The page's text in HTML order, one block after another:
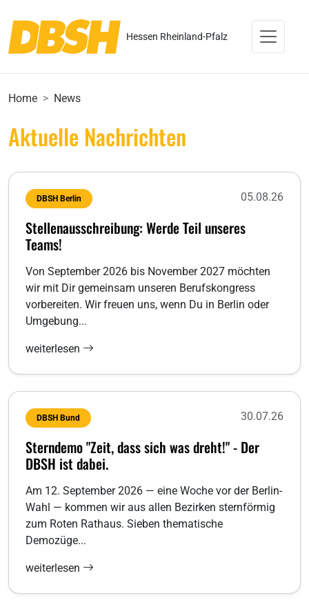
Hessen Rheinland-Pfalz
Home News
Aktuelle Nachrichten
DBSH Berlin 05.08.26
Stellenausschreibung: Werde Teil unseres
Teams!
Von September 2026 bis November 2027 möchten
wir mit Dir gemeinsam unseren Berufskongress
vorbereiten. Wir freuen uns, wenn Du in Berlin oder
Umgebung...
weiterlesen
DBSH Bund 30.07.26
Sterndemo "Zeit, dass sich was dreht!" - Der
DBSH ist dabei.
Am 12. September 2026 — eine Woche vor der Berlin-
Wahl — kommen wir aus allen Bezirken sternförmig
zum Roten Rathaus. Sieben thematische
Demozüge...
weiterlesen